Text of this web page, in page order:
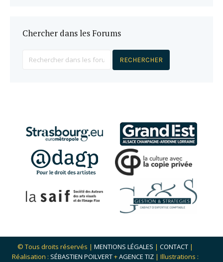
Chercher dans les Forums
© Tous droits réservés | MENTIONS LÉGALES | CONTACT |
Réalisation : SÉBASTIEN POILVERT+AGENCE TIZ | Illustrations :